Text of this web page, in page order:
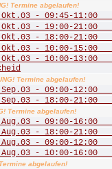
Termine abgelaufen!
- 09:45-
- 19:00-
- 18:00-
- 10:00-
- 10:00-
Termine abgelaufen!
- 09:00-
- 18:00-
Termine abgelaufen!
- 09:00-
- 18:00-
- 09:00-
- 10:00-
abgelaufen!